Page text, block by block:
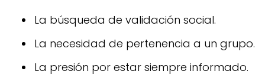
La búsqueda de validación social.
La necesidad de pertenencia a un grupo.
La presión por estar siempre informado.